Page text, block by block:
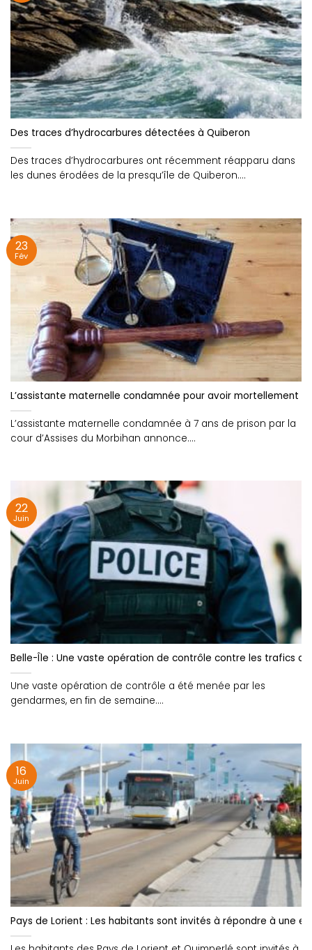
Des traces d’hydrocarbures détectées à Quiberon
Des traces d’hydrocarbures ont récemment réapparu dans
les dunes érodées de la presqu’île de Quiberon....
L’assistante maternelle condamnée pour avoir mortellement
L’assistante maternelle condamnée à 7 ans de prison par la
cour d’Assises du Morbihan annonce....
23
Fév
Belle-Île : Une vaste opération de contrôle contre les trafics
Une vaste opération de contrôle a été menée par les
gendarmes, en fin de semaine....
22
Juin
Pays de Lorient : Les habitants sont invités à répondre à une
16
Juin